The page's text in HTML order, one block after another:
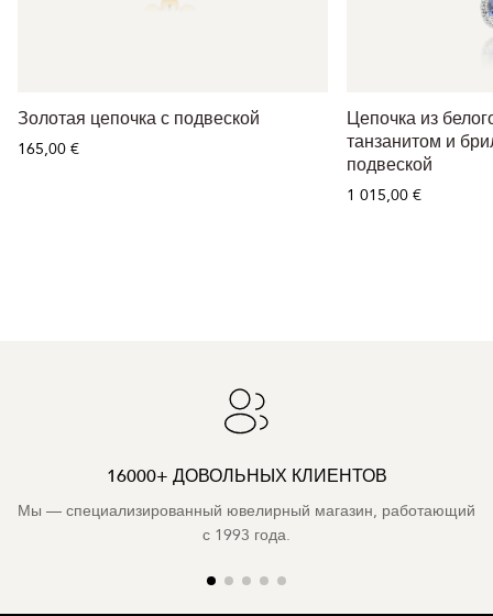
Золотая цепочка с подвеской
165,00 €
Цепочка из
танзанитом и
подвеской
1 015,00 €
16000+ ДОВОЛЬНЫХ КЛИЕНТОВ
Мы — специализированный ювелирный магазин, работающий
с 1993 года.